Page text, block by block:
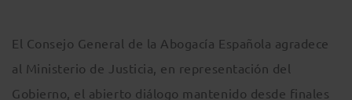
El Consejo General de la Abogacía Española agradece
al Ministerio de Justicia, en representación del
Gobierno, el abierto diálogo mantenido desde finales